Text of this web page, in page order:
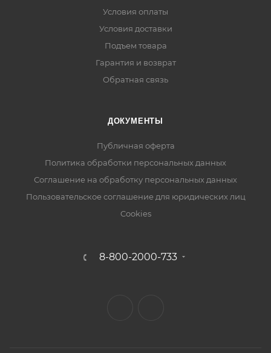
Условия оплаты
Условия доставки
Подъем товара
Гарантия и возврат
Обратная связь
ДОКУМЕНТЫ
Публичная оферта
Политика обработки персональных данных
Соглашение на обработку персональных данных
Пользовательское соглашение для юридических лиц
Cookies
8-800-2000-733